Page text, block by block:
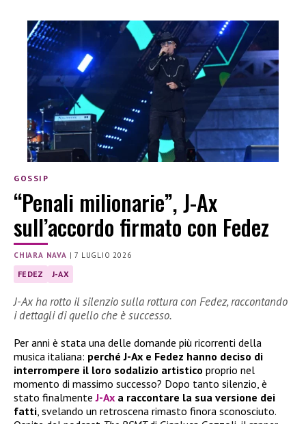
GOSSIP
“Penali milionarie”, J-Ax
sull’accordo firmato con Fedez
CHIARA NAVA |7 LUGLIO 2026
FEDEZ J-AX
J-Ax ha rotto il silenzio sulla rottura con Fedez, raccontando
i dettagli di quello che è successo.
Per anni è stata una delle domande più ricorrenti della
musica italiana: perché J-Ax e Fedez hanno deciso di
interrompere il loro sodalizio artistico proprio nel
momento di massimo successo? Dopo tanto silenzio, è
stato finalmenteJ-Ax a raccontare la sua versione dei
fatti, svelando un retroscena rimasto finora sconosciuto.